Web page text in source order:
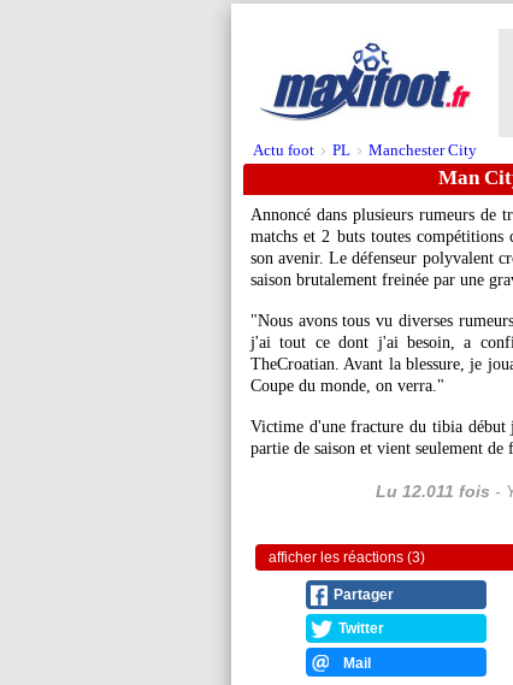
Actu foot > PL > Manchester City
Man
Annoncé dans plusieurs rumeurs de
matchs et 2 buts toutes compétitions
son avenir. Le défenseur polyvalent
saison brutalement freinée par une
"Nous avons tous vu diverses
j'ai tout ce dont j'ai besoin, a
TheCroatian. Avant la blessure, je
Coupe du monde, on verra."
Victime d'une fracture du tibia début
partie de saison et vient seulement
Lu 12.011 fois -
afficher les réactions (3)
Partager
Twitter
Mail